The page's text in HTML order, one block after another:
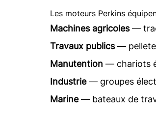
Les moteurs Perkins
Machines agricoles—
Travaux publics—
Manutention — chariots
Industrie— groupes
Marine— bateaux de